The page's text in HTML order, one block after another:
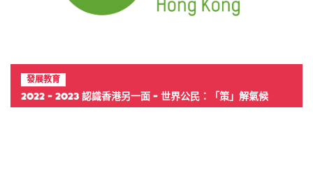
發展教育
2022 - 2023 認識香港另一面 - 世界公民：「策」解氣候